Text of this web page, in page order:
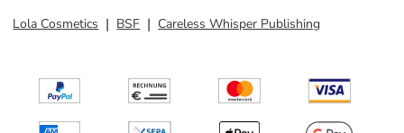
Lola Cosmetics
BSF Careless Whisper Publishing